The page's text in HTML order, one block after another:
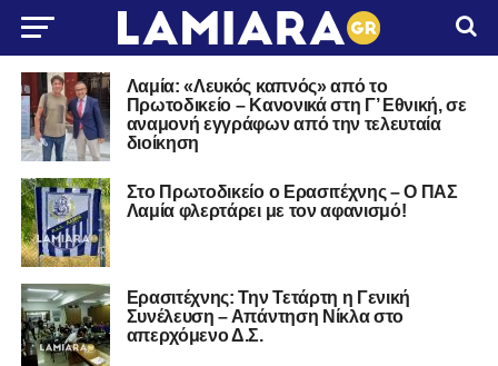
Λαμία: «Λευκός καπνός» από το
Πρωτοδικείο – Κανονικά στη Γ’ Εθνική, σε
αναμονή εγγράφων από την τελευταία
διοίκηση
Στο Πρωτοδικείο ο Ερασιτέχνης – Ο ΠΑΣ
Λαμία φλερτάρει με τον αφανισμό!
Ερασιτέχνης: Την Τετάρτη η Γενική
Συνέλευση – Απάντηση Νίκλα στο
απερχόμενο Δ.Σ.